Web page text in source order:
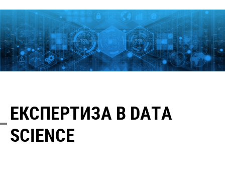
ЕКСПЕРТИЗА В DATA
SCIENCE